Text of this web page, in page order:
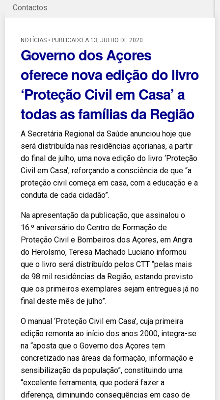
Contactos
NOTÍCIAS • PUBLICADO A 13, JULHO DE 2020
Governo dos Açores
oferece nova edição do livro
‘Proteção Civil em Casa’ a
todas as famílias da Região
A Secretária Regional da Saúde anunciou hoje que
será distribuída nas residências açorianas, a partir
do final de julho, uma nova edição do livro ‘Proteção
Civil em Casa’, reforçando a consciência de que “a
proteção civil começa em casa, com a educação e a
conduta de cada cidadão”.
Na apresentação da publicação, que assinalou o
16.º aniversário do Centro de Formação de
Proteção Civil e Bombeiros dos Açores, em Angra
do Heroísmo, Teresa Machado Luciano informou
que o livro será distribuído pelos CTT “pelas mais
de 98 mil residências da Região, estando previsto
que os primeiros exemplares sejam entregues já no
final deste mês de julho”.
O manual ‘Proteção Civil em Casa’, cuja primeira
edição remonta ao início dos anos 2000, integra-se
na “aposta que o Governo dos Açores tem
concretizado nas áreas da formação, informação e
sensibilização da população”, constituindo uma
“excelente ferramenta, que poderá fazer a
diferença, diminuindo consequências em caso de